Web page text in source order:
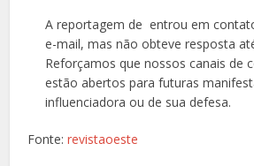
A reportagem de entrou em
e-mail, mas não obteve resposta
Reforçamos que nossos canais de
estão abertos para futuras
influenciadora ou de sua defesa.
Fonte:revistaoeste